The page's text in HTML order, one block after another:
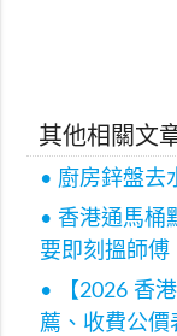
其他相關文
• 廚房鋅盤去
• 香港通馬桶
要即刻搵師傅
• 【2026 香
薦、收費公價